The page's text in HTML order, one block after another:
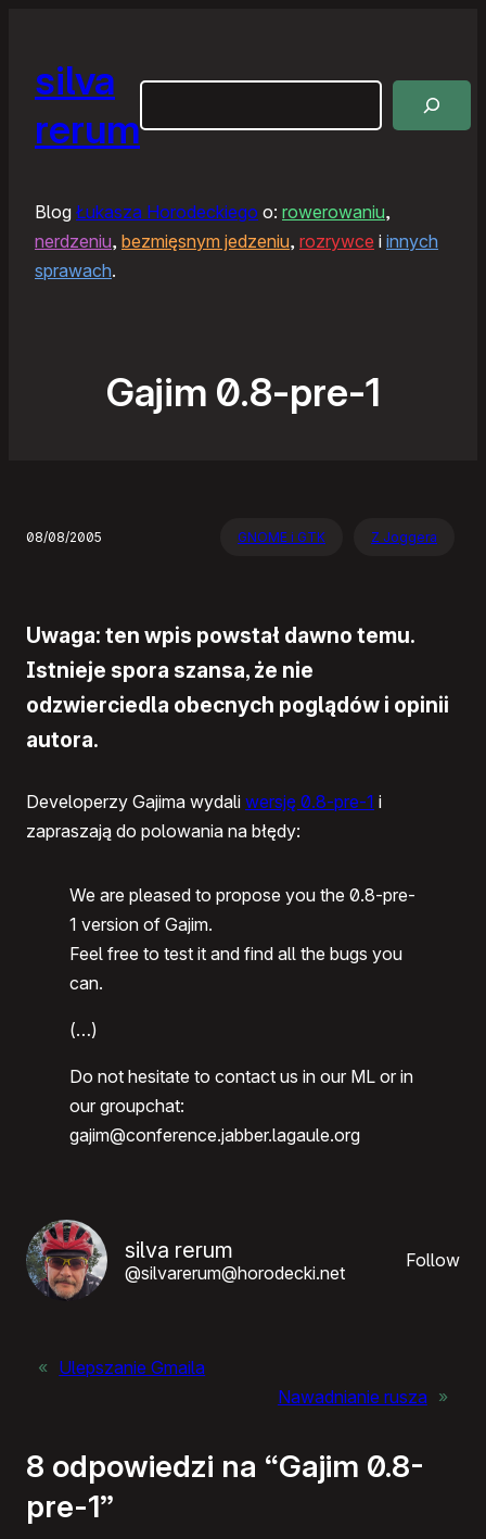
silva
rerum
Blog Łukasza Horodeckiego o: rowerowaniu,
nerdzeniu, bezmięsnym jedzeniu, rozrywce i innych
sprawach.
Gajim 0.8-pre-1
08/08/2005 GNOME i GTK Z Joggera
Uwaga: ten wpis powstał dawno temu.
Istnieje spora szansa, że nie
odzwierciedla obecnych poglądów i opinii
autora.
Developerzy Gajima wydali wersję 0.8-pre-1 i
zapraszają do polowania na błędy:
We are pleased to propose you the 0.8-pre-
1 version of Gajim.
Feel free to test it and find all the bugs you
can.
(…)
Do not hesitate to contact us in our ML or in
our groupchat:
gajim@conference.jabber.lagaule.org
silva rerum
@silvarerum@horodecki.net
Follow
« Ulepszanie Gmaila
Nawadnianie rusza »
8 odpowiedzi na “Gajim 0.8-
pre-1”